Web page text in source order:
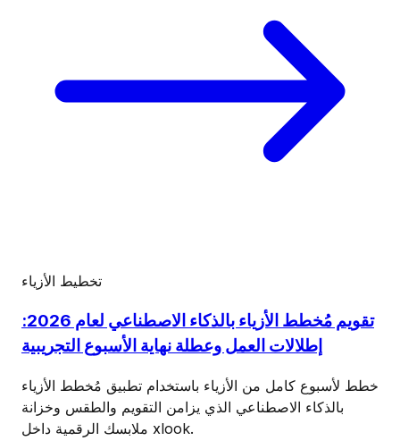
تخطيط الأزياء
تقويم مُخطط الأزياء بالذكاء الاصطناعي لعام 2026:
إطلالات العمل وعطلة نهاية الأسبوع التجريبية
خطط لأسبوع كامل من الأزياء باستخدام تطبيق مُخطط الأزياء
بالذكاء الاصطناعي الذي يزامن التقويم والطقس وخزانة
ملابسك الرقمية داخل xlook.